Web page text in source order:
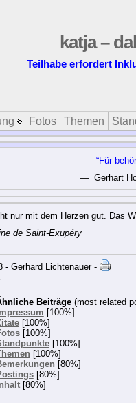
katja –
Teilhabe erfordert
Fotos Themen
“Für
— Gerhart
nur mit dem Herzen gut. Das
de Saint-Exupéry
- Gerhard Lichtenauer -
Beiträge(most related
Impressum [100%]
[100%]
[100%]
[100%]
[100%]
[80%]
[80%]
Inhalt[80%]